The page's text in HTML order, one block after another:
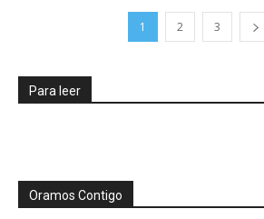
1 2 3
Para leer
Oramos Contigo